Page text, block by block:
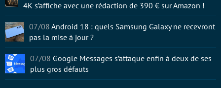
4K s’affiche avec une rédaction de 390 € sur Amazon !
07/08 Android 18 : quels Samsung Galaxy ne recevront
pas la mise à jour ?
07/08 Google Messages s’attaque enfin à deux de ses
plus gros défauts